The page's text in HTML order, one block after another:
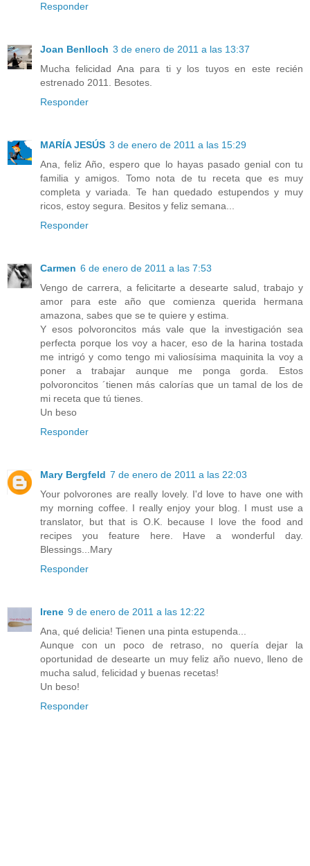
Responder
Joan Benlloch 3 de enero de 2011 a las 13:37
Mucha felicidad Ana para ti y los tuyos en este recién
estrenado 2011. Besotes.
Responder
MARÍA JESÚS 3 de enero de 2011 a las 15:29
Ana, feliz Año, espero que lo hayas pasado genial con tu
familia y amigos. Tomo nota de tu receta que es muy
completa y variada. Te han quedado estupendos y muy
ricos, estoy segura. Besitos y feliz semana...
Responder
Carmen 6 de enero de 2011 a las 7:53
Vengo de carrera, a felicitarte a desearte salud, trabajo y
amor para este año que comienza querida hermana
amazona, sabes que se te quiere y estima.
Y esos polvoroncitos más vale que la investigación sea
perfecta porque los voy a hacer, eso de la harina tostada
me intrigó y como tengo mi valiosísima maquinita la voy a
poner a trabajar aunque me ponga gorda. Estos
polvoroncitos ´tienen más calorías que un tamal de los de
mi receta que tú tienes.
Un beso
Responder
Mary Bergfeld 7 de enero de 2011 a las 22:03
Your polvorones are really lovely. I'd love to have one with
my morning coffee. I really enjoy your blog. I must use a
translator, but that is O.K. because I love the food and
recipes you feature here. Have a wonderful day.
Blessings...Mary
Responder
Irene 9 de enero de 2011 a las 12:22
Ana, qué delicia! Tienen una pinta estupenda...
Aunque con un poco de retraso, no quería dejar la
oportunidad de desearte un muy feliz año nuevo, lleno de
mucha salud, felicidad y buenas recetas!
Un beso!
Responder